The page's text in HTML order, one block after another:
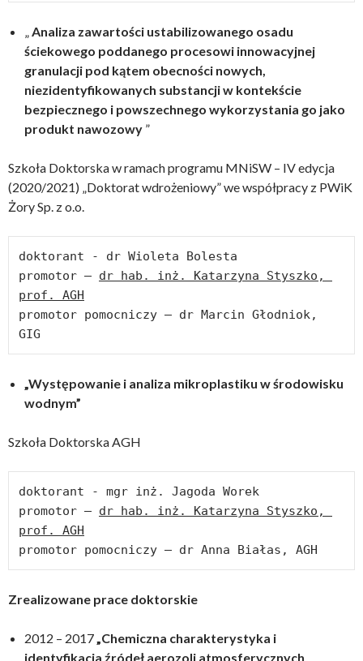
„Analiza zawartości ustabilizowanego osadu
ściekowego poddanego procesowi innowacyjnej
granulacji pod kątem obecności nowych,
niezidentyfikowanych substancji w kontekście
bezpiecznego i powszechnego wykorzystania go jako
produkt nawozowy ”
Szkoła Doktorska w ramach programu MNiSW – IV edycja
(2020/2021) „Doktorat wdrożeniowy” we współpracy z PWiK
Żory Sp. z o.o.
doktorant - dr Wioleta Bolesta
promotor – dr hab. inż. Katarzyna Styszko,
prof. AGH
promotor pomocniczy – dr Marcin Głodniok,
GIG
„Występowanie i analiza mikroplastiku w środowisku
wodnym”
Szkoła Doktorska AGH
doktorant - mgr inż. Jagoda Worek
promotor – dr hab. inż. Katarzyna Styszko,
prof. AGH
promotor pomocniczy – dr Anna Białas, AGH
Zrealizowane prace doktorskie
2012 – 2017„Chemiczna charakterystyka i
identyfikacja źródeł aerozoli atmosferycznych